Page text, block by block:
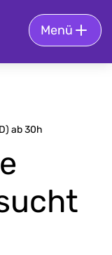
Menü
ab 30h